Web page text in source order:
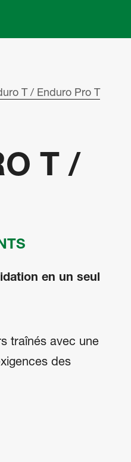
T / Enduro Pro T
T /
en un seul
traînés avec une
des